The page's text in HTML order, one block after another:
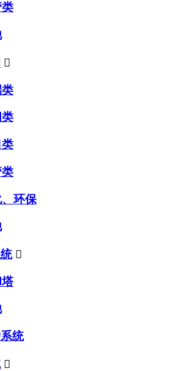

类
类
环保

统
